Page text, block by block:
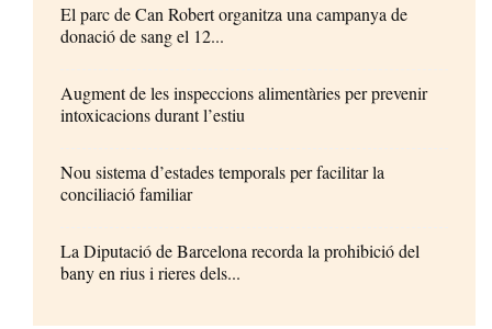
El parc de Can Robert organitza una campanya de
donació de sang el 12...
Augment de les inspeccions alimentàries per prevenir
intoxicacions durant l’estiu
Nou sistema d’estades temporals per facilitar la
conciliació familiar
La Diputació de Barcelona recorda la prohibició del
bany en rius i rieres dels...